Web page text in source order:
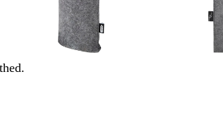
zoome
og
piletasterne